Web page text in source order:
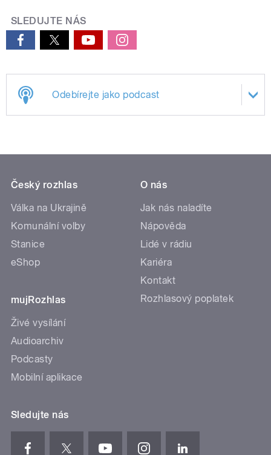
SLEDUJTE NÁS
Odebírejte jako podcast
Český rozhlas
Válka na Ukrajině
Komunální volby
Stanice
eShop
mujRozhlas
Živé vysílání
Audioarchiv
Podcasty
Mobilní aplikace
O nás
Jak nás naladíte
Nápověda
Lidé v rádiu
Kariéra
Kontakt
Rozhlasový poplatek
Sledujte nás